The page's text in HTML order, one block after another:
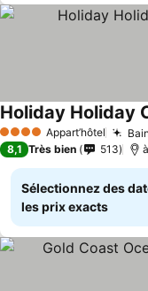
4 Étoiles Appart’hôtel
Holiday Holiday
8,1 Très bien 513
Sélectionnez des
les prix exacts